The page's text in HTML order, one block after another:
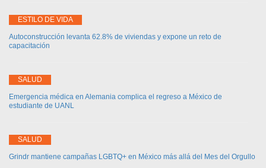
ESTILO DE VIDA
Autoconstrucción levanta 62.8% de viviendas y expone un reto de
capacitación
SALUD
Emergencia médica en Alemania complica el regreso a México de
estudiante de UANL
SALUD
Grindr mantiene campañas LGBTQ+ en México más allá del Mes del Orgullo